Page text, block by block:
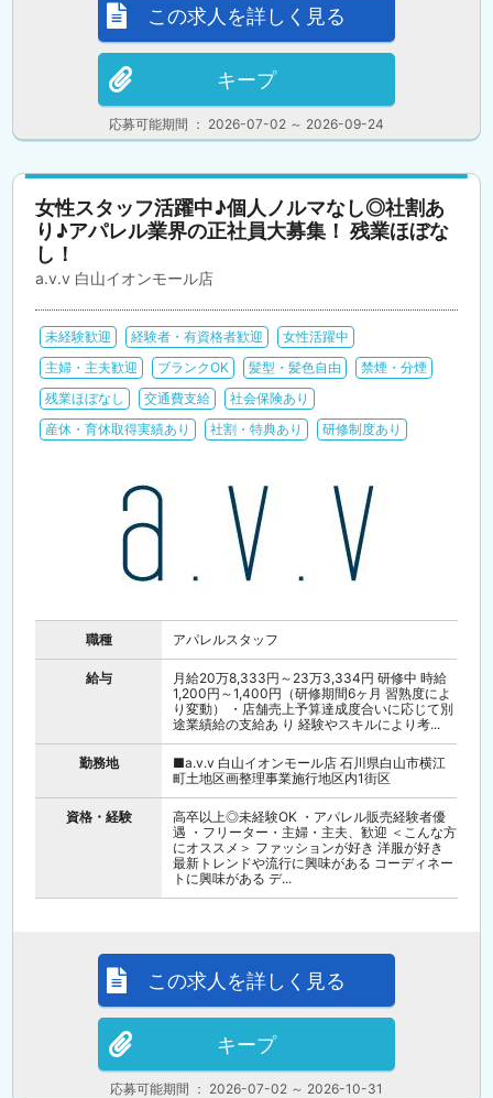
応募可能期間 ： 2026-07-02 ～ 2026-09-24
この求人を詳しく見る
キープ
女性スタッフ活躍中♪個人ノルマなし◎社割あ
り♪アパレル業界の正社員大募集！ 残業ほぼな
し！
a.v.v 白山イオンモール店
未経験歓迎 経験者・有資格者歓迎
女性活躍中
主婦・主夫歓迎
ブランクOK 髪型・髪色自由
禁煙・分煙
残業ほぼなし
交通費支給
社会保険あり
産休・育休取得実績あり
社割・特典あり 研修制度あり
職種 アパレルスタッフ
給与
月給20万8,333円～23万3,334円 研修中 時給
1,200円～1,400円（研修期間6ヶ月 習熟度によ
り変動） ・店舗売上予算達成度合いに応じて別
途業績給の支給あ り 経験やスキルにより考...
勤務地
■a.v.v 白山イオンモール店 石川県白山市横江
町土地区画整理事業施行地区内1街区
資格・経験
高卒以上◎未経験OK ・アパレル販売経験者優
遇 ・フリーター・主婦・主夫、歓迎 ＜こんな方
にオススメ＞ ファッションが好き 洋服が好き
最新トレンドや流行に興味がある コーディネー
トに興味がある デ...
応募可能期間 ： 2026-07-02 ～ 2026-10-31
この求人を詳しく見る
キープ